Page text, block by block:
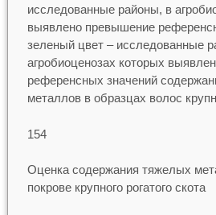
исследованные районы, в
выявлено превышение
зеленый цвет – исследованные
агробиоценозах которых
референсных значений
металлов в образцах волос
154
Оценка содержания тяжелых
покрове крупного рогатого скота